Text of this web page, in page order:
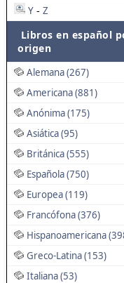
Y - Z
Libros en español
origen
Alemana (267)
Americana (881)
Anónima (175)
Asiática (95)
Británica (555)
Española (750)
Europea (119)
Francófona (376)
Hispanoamericana
Greco-Latina (153)
Italiana (53)